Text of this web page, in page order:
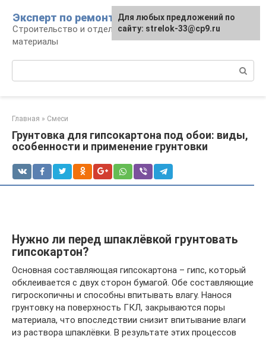
контенту
Эксперт по ремонту
Строительство и отделка: работы и
материалы
Главная » Смеси
Грунтовка для гипсокартона под обои: виды,
особенности и применение грунтовки
Нужно ли перед шпаклёвкой грунтовать
гипсокартон?
Основная составляющая гипсокартона – гипс, который
обклеивается с двух сторон бумагой. Обе составляющие
гигроскопичны и способны впитывать влагу. Нанося
грунтовку на поверхность ГКЛ, закрываются поры
материала, что впоследствии снизит впитывание влаги
из раствора шпаклёвки. В результате этих процессов
Для любых предложений по
сайту: strelok-33@cp9.ru
Для любых предложений по
сайту: strelok-33@cp9.ru